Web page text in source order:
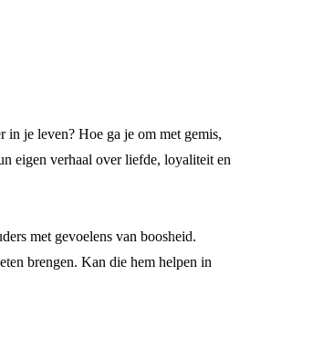
in je leven? Hoe ga je om met gemis,
eigen verhaal over liefde, loyaliteit en
met gevoelens van boosheid.
brengen. Kan die hem helpen in